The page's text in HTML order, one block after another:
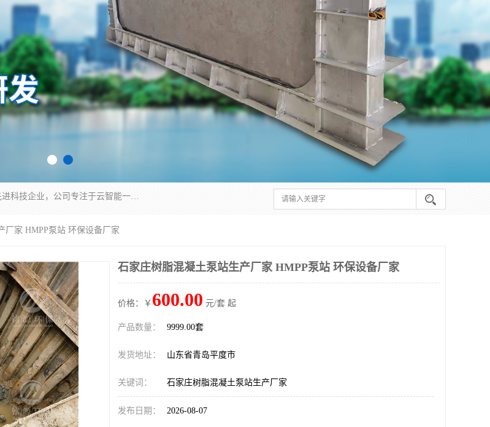
青岛铭源环保科技有限公司是一家专注于环保与智慧水务领域的先进科技企业，公司专注于云智能一体化HMPP预制泵站、智能截流井设备、调蓄池雨洪管理设备、水务循环利用、云智慧水务开发及新型环保技术研发等领域。
厂家 HMPP泵站 环保设备厂家
石家庄树脂混凝土泵站生产厂家 HMPP泵站 环保设备厂家
价格：￥ 600.00 元/套 起
产品数量： 9999.00套
发货地址： 山东省青岛平度市
关键词： 石家庄树脂混凝土泵站生产厂家
发布日期： 2026-08-07